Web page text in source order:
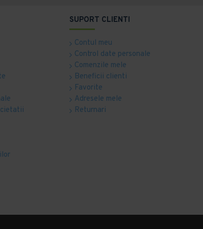
SUPORT CLIENTI
Contul meu
Control date personale
Comenzile mele
Beneficii clienti
Favorite
Adresele mele
Returnari